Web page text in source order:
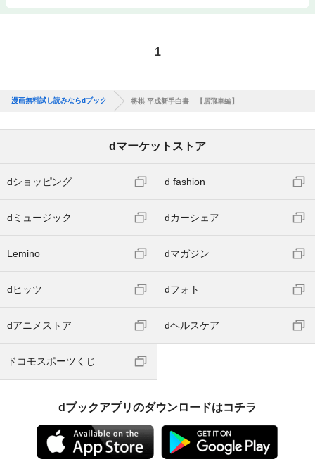
1
漫画無料試し読みならdブック 将棋 平成新手白書 【居飛車編】
dマーケットストア
dショッピング d fashion
dミュージック dカーシェア
Lemino dマガジン
dヒッツ dフォト
dアニメストア dヘルスケア
ドコモスポーツくじ
dブックアプリのダウンロードはコチラ